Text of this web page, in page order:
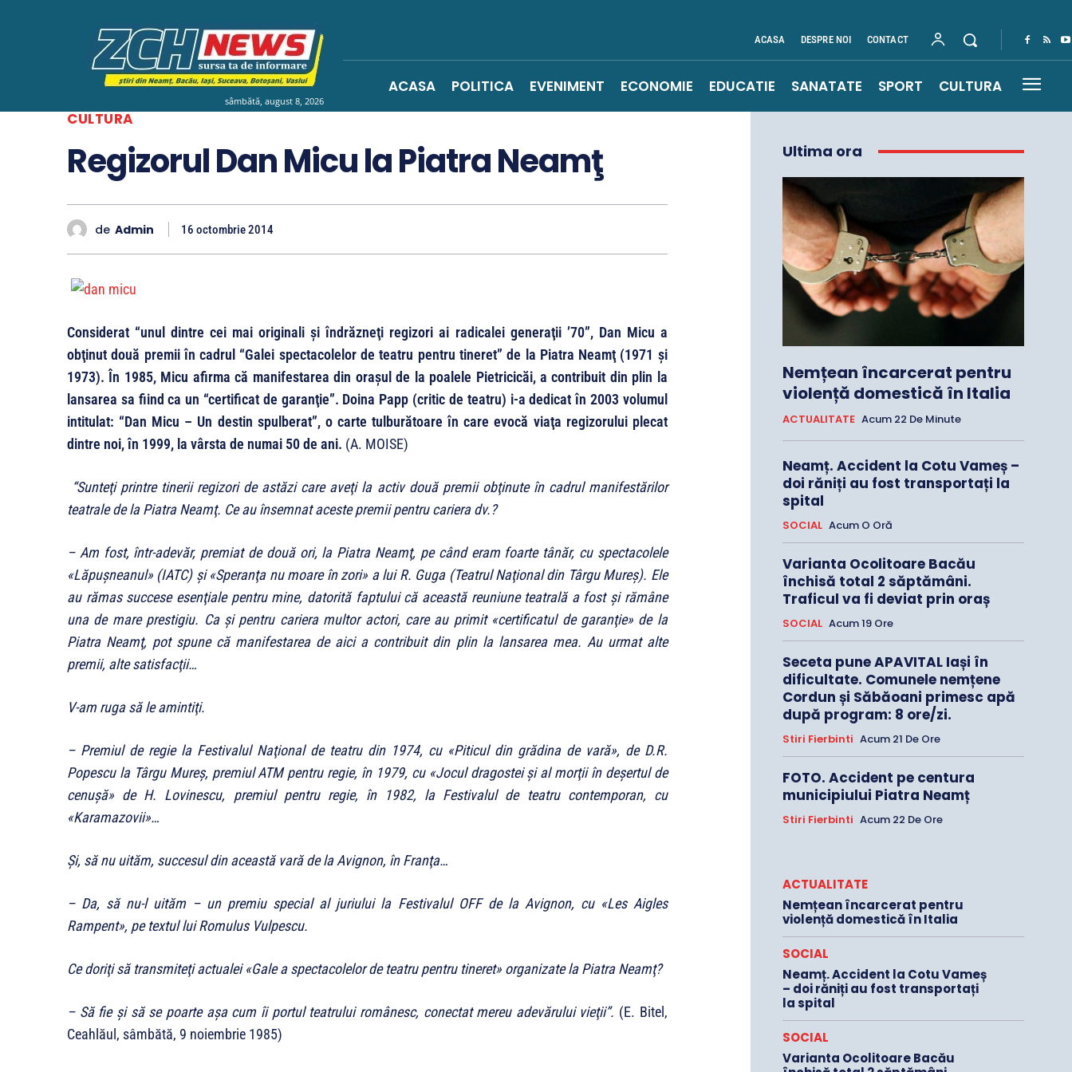
sâmbătă, august 8, 2026
ACASA DESPRE NOI CONTACT
ACASA POLITICA EVENIMENT ECONOMIE EDUCATIE SANATATE SPORT
CULTURA
CULTURA
Regizorul Dan Micu la Piatra Neamţ
de Admin 16 octombrie 2014
Considerat “unul dintre cei mai originali şi îndrăzneţi regizori ai radicalei generaţii ’70”, Dan Micu a
obţinut două premii în cadrul “Galei spectacolelor de teatru pentru tineret” de la Piatra Neamţ (1971 şi
1973). În 1985, Micu afirma că manifestarea din oraşul de la poalele Pietricicăi, a contribuit din plin la
lansarea sa fiind ca un “certificat de garanţie”. Doina Papp (critic de teatru) i-a dedicat în 2003 volumul
intitulat: “Dan Micu – Un destin spulberat”, o carte tulburătoare în care evocă viaţa regizorului plecat
dintre noi, în 1999, la vârsta de numai 50 de ani. (A. MOISE)
“Sunteţi printre tinerii regizori de astăzi care aveţi la activ două premii obţinute în cadrul manifestărilor
teatrale de la Piatra Neamţ. Ce au însemnat aceste premii pentru cariera dv.?
– Am fost, într-adevăr, premiat de două ori, la Piatra Neamţ, pe când eram foarte tânăr, cu spectacolele
«Lăpuşneanul» (IATC) şi«Speranţa nu moare în zori» a lui R. Guga (Teatrul Naţional din Târgu Mureş). Ele
au rămas succese esenţiale pentru mine, datorită faptului că această reuniune teatrală a fost şi rămâne
una de mare prestigiu. Ca şi pentru cariera multor actori, care au primit «certificatul de garanţie» de la
Piatra Neamţ, pot spune că manifestarea de aici a contribuit din plin la lansarea mea. Au urmat alte
premii, alte satisfacţii…
V-am ruga să le amintiţi.
– Premiul de regie la Festivalul Naţional de teatru din 1974, cu «Piticul din grădina de vară», de D.R.
Popescu la Târgu Mureş, premiul ATM pentru regie, în 1979, cu «Jocul dragostei şi al morţii în deşertul de
cenuşă» de H. Lovinescu, premiul pentru regie, în 1982, la Festivalul de teatru contemporan, cu
«Karamazovii»…
Şi, să nu uităm, succesul din această vară de la Avignon, în Franţa…
– Da, să nu-l uităm – un premiu special al juriului la Festivalul OFF de la Avignon, cu «Les Aigles
Rampent», pe textul lui Romulus Vulpescu.
Ce doriţi să transmiteţi actualei«Gale a spectacolelor de teatru pentru tineret» organizate la Piatra Neamţ?
– Să fie şi să se poarte aşa cum îi portul teatrului românesc, conectat mereu adevărului vieţii”. (E. Bitel,
Ceahlăul, sâmbătă, 9 noiembrie 1985)
Ultima ora
Nemțean încarcerat pentru
violență domestică în Italia
ACTUALITATE Acum 22 De Minute
Neamț. Accident la Cotu Vameș –
doi răniți au fost transportați la
spital
SOCIAL Acum O Oră
Varianta Ocolitoare Bacău
închisă total 2 săptămâni.
Traficul va fi deviat prin oraș
SOCIAL Acum 19 Ore
Seceta pune APAVITAL Iași în
dificultate. Comunele nemțene
Cordun și Săbăoani primesc apă
după program: 8 ore/zi.
Stiri Fierbinti Acum 21 De Ore
FOTO. Accident pe centura
municipiului Piatra Neamț
Stiri Fierbinti Acum 22 De Ore
ACTUALITATE
Nemțean încarcerat pentru
violență domestică în Italia
SOCIAL
Neamț. Accident la Cotu Vameș
– doi răniți au fost transportați
la spital
SOCIAL
Varianta Ocolitoare Bacău